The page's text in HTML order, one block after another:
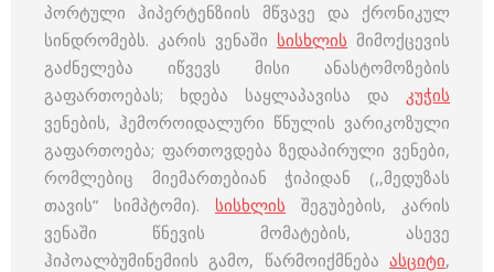
პორტული ჰიპერტენზიის მწვავე და ქრონიკულ
სინდრომებს. კარის ვენაში სისხლის მიმოქცევის
გაძნელება იწვევს მისი ანასტომოზების
გაფართოებას; ხდება საყლაპავისა და კუჭის
ვენების, ჰემოროიდალური წნულის ვარიკოზული
გაფართოება; ფართოვდება ზედაპირული ვენები,
რომლებიც მიემართებიან ჭიპიდან (,,მედუზას
თავის” სიმპტომი). სისხლის შეგუბების, კარის
ვენაში წნევის მომატების, ასევე
ჰიპოალბუმინემიის გამო, წარმოიქმნება ასციტი,